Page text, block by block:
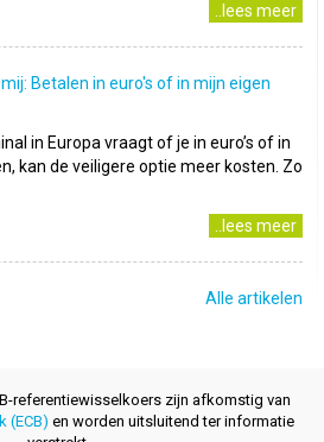
..lees meer
Betalen in euro's of in mijn eigen
in Europa vraagt of je in euro’s of in
kan de veiligere optie meer kosten. Zo
..lees meer
Alle artikelen
referentiewisselkoers zijn afkomstig van
(ECB) en worden uitsluitend ter informatie